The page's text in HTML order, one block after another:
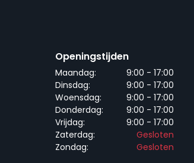
Openingstijden
Maandag:
9:00 - 17:00
Dinsdag:
9:00 - 17:00
Woensdag:
9:00 - 17:00
Donderdag:
9:00 - 17:00
Vrijdag:
9:00 - 17:00
Zaterdag:
Gesloten
Zondag:
Gesloten